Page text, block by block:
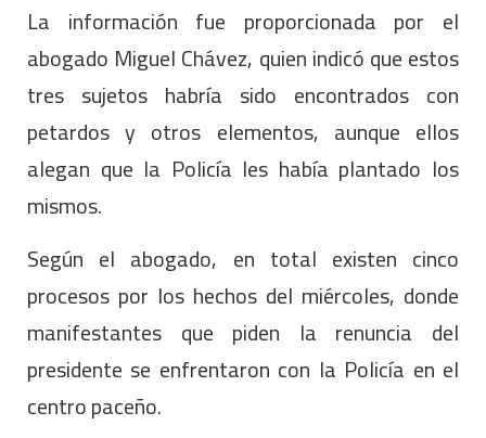
La información fue proporcionada por el
abogado Miguel Chávez, quien indicó que estos
tres sujetos habría sido encontrados con
petardos y otros elementos, aunque ellos
alegan que la Policía les había plantado los
mismos.
Según el abogado, en total existen cinco
procesos por los hechos del miércoles, donde
manifestantes que piden la renuncia del
presidente se enfrentaron con la Policía en el
centro paceño.